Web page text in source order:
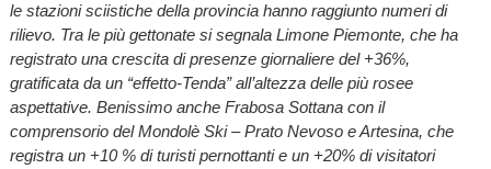
le stazioni sciistiche della provincia hanno raggiunto numeri di
rilievo. Tra le più gettonate si segnala Limone Piemonte, che ha
registrato una crescita di presenze giornaliere del +36%,
gratificata da un “effetto-Tenda” all’altezza delle più rosee
aspettative. Benissimo anche Frabosa Sottana con il
comprensorio del Mondolè Ski – Prato Nevoso e Artesina, che
registra un +10 % di turisti pernottanti e un +20% di visitatori